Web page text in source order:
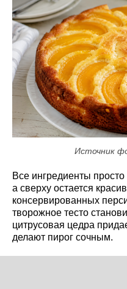
Источник
Все ингредиенты
а сверху остается
консервированных
творожное тесто
цитрусовая цедра
делают пирог сочным.